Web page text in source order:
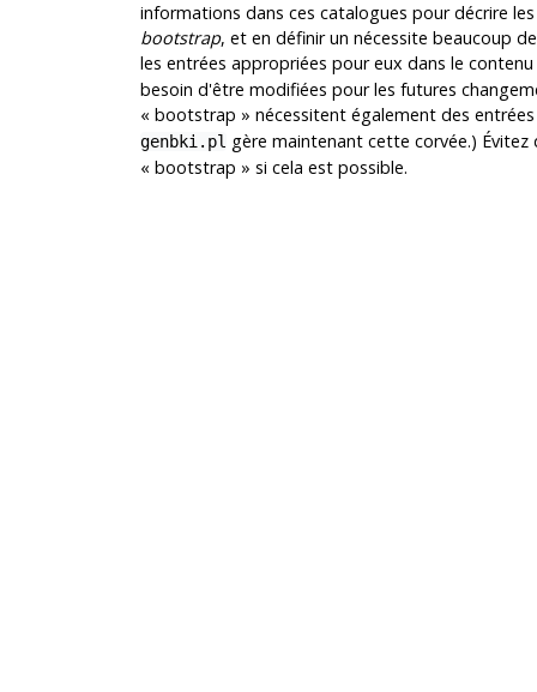
informations dans ces catalogues pour décrire
bootstrap, et en définir un nécessite beaucoup
les entrées appropriées pour eux dans le
besoin d'être modifiées pour les futures
« bootstrap » nécessitent également des
genbki.pl gère maintenant cette corvée.)
« bootstrap » si cela est possible.